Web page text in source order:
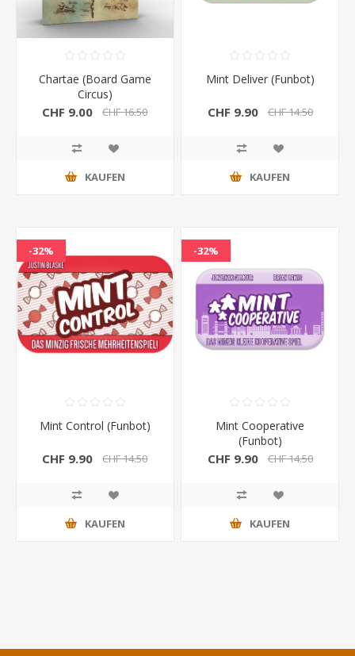
Chartae (Board Game
Circus)
CHF 9.00 CHF 16.50
KAUFEN
Mint Deliver (Funbot)
CHF 9.90 CHF 14.50
KAUFEN
-32%
Mint Control (Funbot)
CHF 9.90 CHF 14.50
KAUFEN
-32%
Mint Cooperative
(Funbot)
CHF 9.90 CHF 14.50
KAUFEN